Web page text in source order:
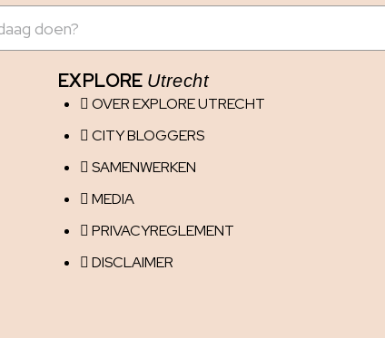
EXPLORE Utrecht
OVER EXPLORE UTRECHT
CITY BLOGGERS
SAMENWERKEN
MEDIA
PRIVACYREGLEMENT
DISCLAIMER